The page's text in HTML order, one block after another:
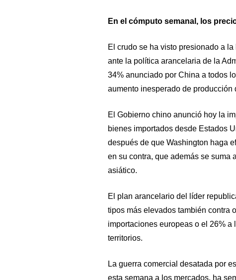
En el cómputo semanal, los
El crudo se ha visto presionado a
ante la política arancelaria de la
34% anunciado por China a todos
aumento inesperado de producción
El Gobierno chino anunció hoy la
bienes importados desde Estados
después de que Washington haga
en su contra, que además se suma
asiático.
El plan arancelario del líder
tipos más elevados también contra
importaciones europeas o el 26%
territorios.
La guerra comercial desatada por
esta semana a los mercados, ha